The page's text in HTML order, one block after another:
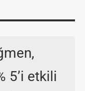
5’i etkili